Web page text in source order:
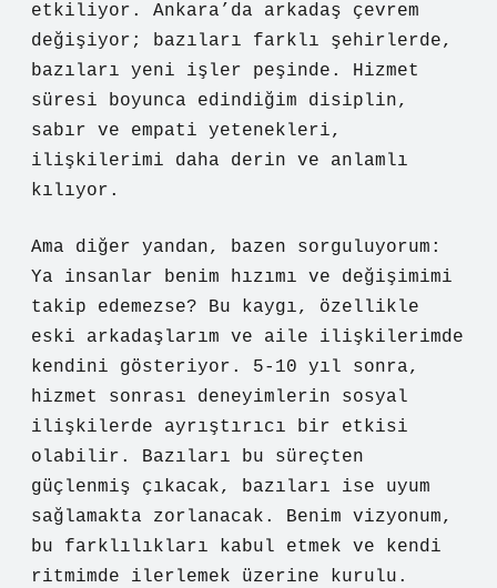
etkiliyor. Ankara’da arkadaş çevrem
değişiyor; bazıları farklı şehirlerde,
bazıları yeni işler peşinde. Hizmet
süresi boyunca edindiğim disiplin,
sabır ve empati yetenekleri,
ilişkilerimi daha derin ve anlamlı
kılıyor.
Ama diğer yandan, bazen sorguluyorum:
Ya insanlar benim hızımı ve değişimimi
takip edemezse? Bu kaygı, özellikle
eski arkadaşlarım ve aile ilişkilerimde
kendini gösteriyor. 5-10 yıl sonra,
hizmet sonrası deneyimlerin sosyal
ilişkilerde ayrıştırıcı bir etkisi
olabilir. Bazıları bu süreçten
güçlenmiş çıkacak, bazıları ise uyum
sağlamakta zorlanacak. Benim vizyonum,
bu farklılıkları kabul etmek ve kendi
ritmimde ilerlemek üzerine kurulu.